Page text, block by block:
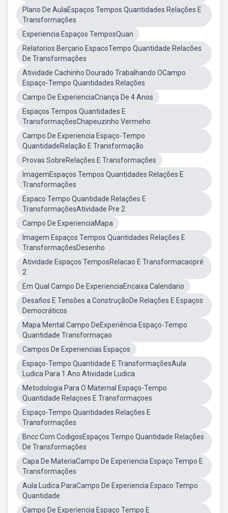
Plano De AulaEspaços Tempos Quantidades Relações E
Transformações
Experiencia Espaços TemposQuan
Relatorios Berçario EspacoTempo Quantidade Relacões
De Transformações
Atividade Cachinho Dourado Trabalhando OCampo
Espaço-Tempo Quantidades Relações
Campo De ExperienciaCriança De 4 Anos
Espaços Tempos Quantidades E
TransformaçõesChapeuzinho Vermeho
Campo De Experiencia Espaço-Tempo
QuantidadeRelação E Transformação
Provas SobreRelações E Transformações
ImagemEspaços Tempos Quantidades Relações E
Transformações
Espaco Tempo Quantidade Relações E
TransformaçõesAtividade Pre 2
Campo De ExperienciaMapa
Imagem Espaços Tempos Quantidades Relações E
TransformaçõesDesenho
Atividade Espaços TemposRelacao E Transformacaopré
2
Em Qual Campo De ExperienciaEncaixa Calendario
Desafios E Tensões a ConstruçãoDe Relações E Espaços
Democráticos
Mapa Mental Campo DeExperiência Espaço-Tempo
Quantidade Transformaçao
Campos De Experiencias Espaços
Espaço-Tempo Quantidade E TransformaçõesAula
Ludica Para 1 Ano Atividade Ludica
Metodologia Para O Maternal Espaço-Tempo
Quantidade Relaçoes E Transformaçoes
Espaço-Tempo Quantidades Relações E
Transformações
Bncc Com CodigosEspaços Tempo Quantidade Relações
De Transformações
Capa De MateriaCampo De Experiencia Espaço Tempo E
Transformações
Aula Ludica ParaCampo De Experiencia Espaco Tempo
Quantidade
Campo De Experiencia Espaço Tempo E